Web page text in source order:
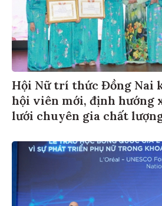
Hội Nữ trí thức Đồng Nai
hội viên mới, định hướng
lưới chuyên gia chất